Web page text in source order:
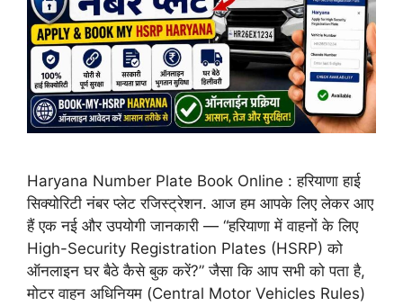
Haryana Number Plate Book Online : हरियाणा हाई
सिक्योरिटी नंबर प्लेट रजिस्ट्रेशन. आज हम आपके लिए लेकर आए
हैं एक नई और उपयोगी जानकारी — “हरियाणा में वाहनों के लिए
High-Security Registration Plates (HSRP) को
ऑनलाइन घर बैठे कैसे बुक करें?” जैसा कि आप सभी को पता है,
मोटर वाहन अधिनियम (Central Motor Vehicles Rules)